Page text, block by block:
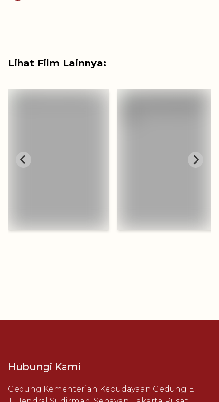
Lihat Film Lainnya:
Hubungi Kami
Gedung Kementerian Kebudayaan Gedung E